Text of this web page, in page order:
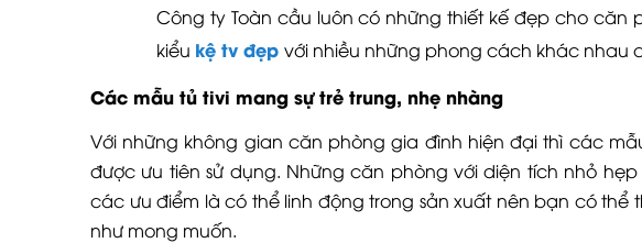
Công ty Toàn cầu luôn có những thiết kế đẹp cho
kiểu kệ tv đẹp với nhiều những phong cách khác nhau
Các mẫu tủ tivi mang sự trẻ trung, nhẹ nhàng
Với những không gian căn phòng gia đình hiện đại thì các
được ưu tiên sử dụng. Những căn phòng với diện tích nhỏ
các ưu điểm là có thể linh động trong sản xuất nên bạn có
như mong muốn.